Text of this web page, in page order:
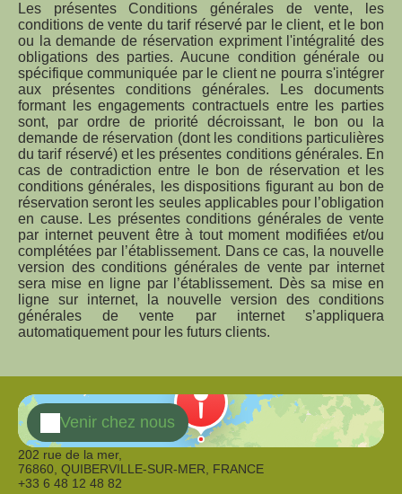
Les présentes Conditions générales de vente, les
conditions de vente du tarif réservé par le client, et le bon
ou la demande de réservation expriment l'intégralité des
obligations des parties. Aucune condition générale ou
spécifique communiquée par le client ne pourra s'intégrer
aux présentes conditions générales. Les documents
formant les engagements contractuels entre les parties
sont, par ordre de priorité décroissant, le bon ou la
demande de réservation (dont les conditions particulières
du tarif réservé) et les présentes conditions générales. En
cas de contradiction entre le bon de réservation et les
conditions générales, les dispositions figurant au bon de
réservation seront les seules applicables pour l’obligation
en cause. Les présentes conditions générales de vente
par internet peuvent être à tout moment modifiées et/ou
complétées par l’établissement. Dans ce cas, la nouvelle
version des conditions générales de vente par internet
sera mise en ligne par l’établissement. Dès sa mise en
ligne sur internet, la nouvelle version des conditions
générales de vente par internet s’appliquera
automatiquement pour les futurs clients.
Venir chez nous
202 rue de la mer,
76860, QUIBERVILLE-SUR-MER, FRANCE
+33 6 48 12 48 82